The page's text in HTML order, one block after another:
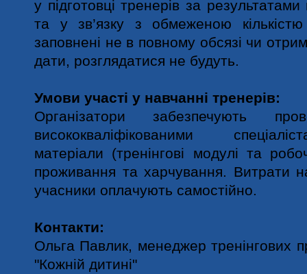
у підготовці тренерів за результатами
та у зв’язку з обмеженою
заповнені не в повному обсязі чи
дати, розглядатися не будуть.
Умови участі у навчанні тренерів:
Організатори забезпечують
висококваліфікованими
матеріали (тренінгові модулі та
проживання та харчування. Витрати
учасники оплачують самостійно.
Контакти:
Ольга Павлик, менеджер тренінгових
"Кожній дитині"